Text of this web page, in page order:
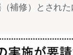
補修）とされ